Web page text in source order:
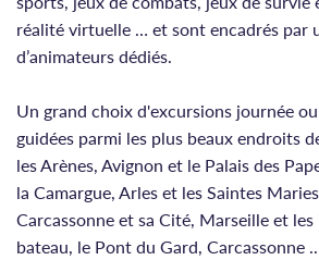
réalité virtuelle … et sont encadrés par
d’animateurs dédiés.
Un grand choix d'excursions journée
guidées parmi les plus beaux endroits
les Arènes, Avignon et le Palais des
la Camargue, Arles et les Saintes
Carcassonne et sa Cité, Marseille et
bateau, le Pont du Gard, Carcassonne